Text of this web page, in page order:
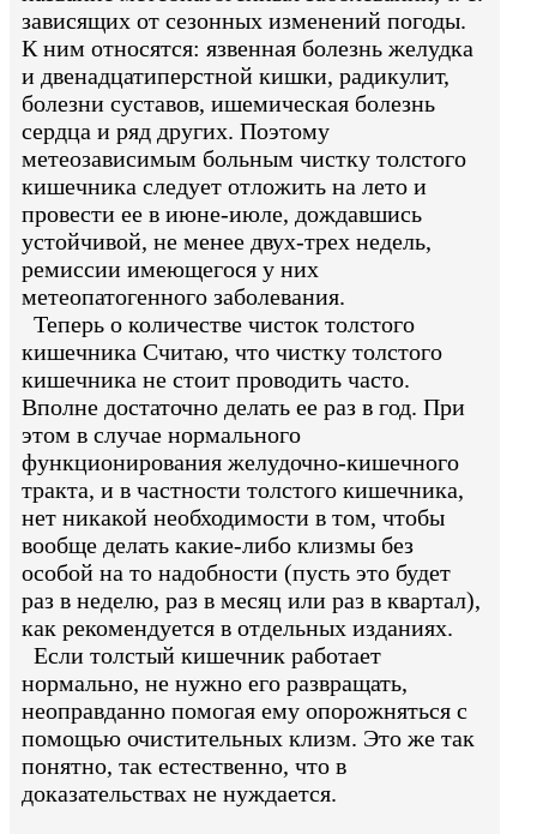
зависящих от сезонных изменений погоды.
К ним относятся: язвенная болезнь желудка
и двенадцатиперстной кишки, радикулит,
болезни суставов, ишемическая болезнь
сердца и ряд других. Поэтому
метеозависимым больным чистку толстого
кишечника следует отложить на лето и
провести ее в июне-июле, дождавшись
устойчивой, не менее двух-трех недель,
ремиссии имеющегося у них
метеопатогенного заболевания.
Теперь о количестве чисток толстого
кишечника Считаю, что чистку толстого
кишечника не стоит проводить часто.
Вполне достаточно делать ее раз в год. При
этом в случае нормального
функционирования желудочно-кишечного
тракта, и в частности толстого кишечника,
нет никакой необходимости в том, чтобы
вообще делать какие-либо клизмы без
особой на то надобности (пусть это будет
раз в неделю, раз в месяц или раз в квартал),
как рекомендуется в отдельных изданиях.
Если толстый кишечник работает
нормально, не нужно его развращать,
неоправданно помогая ему опорожняться с
помощью очистительных клизм. Это же так
понятно, так естественно, что в
доказательствах не нуждается.